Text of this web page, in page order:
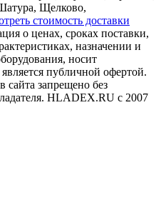
Щелково,
стоимость доставки
о ценах, сроках поставки,
назначении и
носит
публичной офертой.
сайта запрещено без
HLADEX.RU c 2007